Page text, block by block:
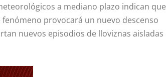
a mediano plazo indican que
provocará un nuevo descenso
nuevos episodios de lloviznas aisladas